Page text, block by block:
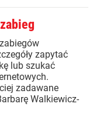
zapytać
lub szukać
zadawane
Walkiewicz-